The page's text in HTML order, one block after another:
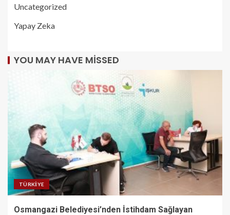
Uncategorized
Yapay Zeka
YOU MAY HAVE MISSED
TÜRKIYE
Osmangazi Belediyesi’nden İstihdam Sağlayan